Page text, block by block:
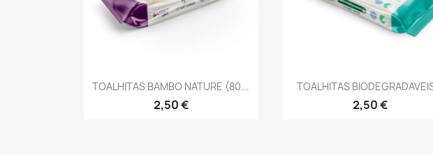
Vista rápida
TOALHITAS BAMBO NATURE (80...
2,50 €
Vista rápida
TOALHITAS
2,50 €